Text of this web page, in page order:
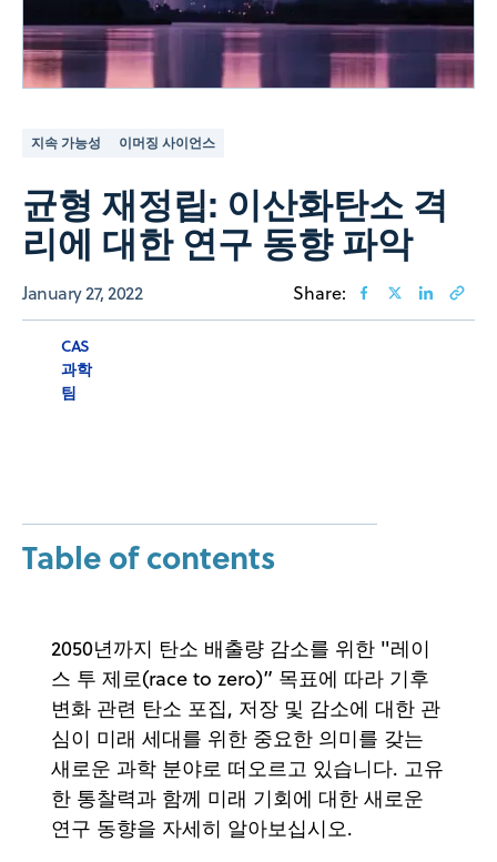
지속 가능성 이머징 사이언스
균형 재정립: 이산화탄소 격
리에 대한 연구 동향 파악
January 27, 2022 Share:
CAS
과학
팀
Table of contents
2050년까지 탄소 배출량 감소를 위한 "레이
스 투 제로(race to zero)” 목표에 따라 기후
변화 관련 탄소 포집, 저장 및 감소에 대한 관
심이 미래 세대를 위한 중요한 의미를 갖는
새로운 과학 분야로 떠오르고 있습니다. 고유
한 통찰력과 함께 미래 기회에 대한 새로운
연구 동향을 자세히 알아보십시오.